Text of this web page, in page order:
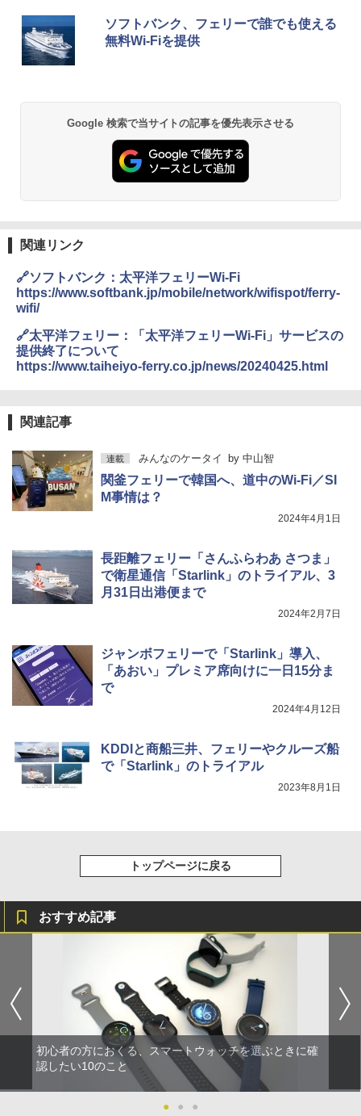
ソフトバンク、フェリーで誰でも使える
無料Wi-Fiを提供
Google 検索で当サイトの記事を優先表示させる
関連リンク
🔗ソフトバンク：太平洋フェリーWi-Fi
https://www.softbank.jp/mobile/network/wifispot/ferry-
wifi/
🔗太平洋フェリー：「太平洋フェリーWi-Fi」サービスの
提供終了について
https://www.taiheiyo-ferry.co.jp/news/20240425.html
関連記事
連載 みんなのケータイ by 中山智
関釜フェリーで韓国へ、道中のWi-Fi／SI
M事情は？
2024年4月1日
長距離フェリー「さんふらわあ さつま」
で衛星通信「Starlink」のトライアル、3
月31日出港便まで
2024年2月7日
ジャンボフェリーで「Starlink」導入、
「あおい」プレミア席向けに一日15分ま
で
2024年4月12日
KDDIと商船三井、フェリーやクルーズ船
で「Starlink」のトライアル
2023年8月1日
トップページに戻る
おすすめ記事
初心者の方におくる、スマートウォッチを選ぶときに確
認したい10のこと
● ● ●